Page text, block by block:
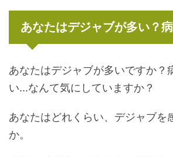
あなたはデジャブが多い？
あなたはデジャブが多いですか？
い...なんて気にしていますか？
あなたはどれくらい、デジャブを
か。